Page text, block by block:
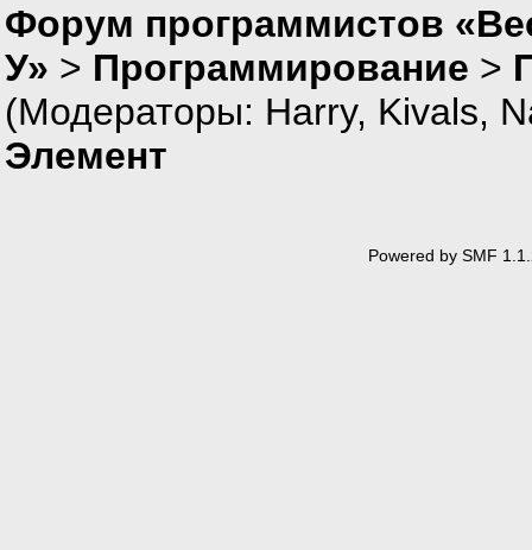
Форум программистов
У» > Программирование >
(Модераторы: Harry, Kivals,
Элемент
Powered by SMF